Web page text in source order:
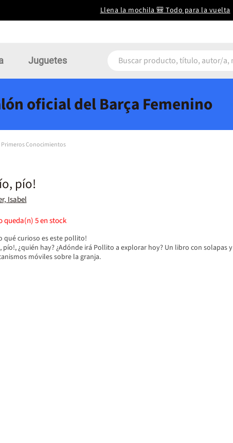
Llena la mochila 🎒 Todo para la vuelta
Juguetes
oficial del Barça Femenino
Primeros Conocimientos
pío!
Isabel
queda(n)5en stock
qué curioso es este pollito!
pío!, ¿quién hay? ¿Adónde irá Pollito a explorar hoy? Un libro con solapas y
móviles sobre la granja.